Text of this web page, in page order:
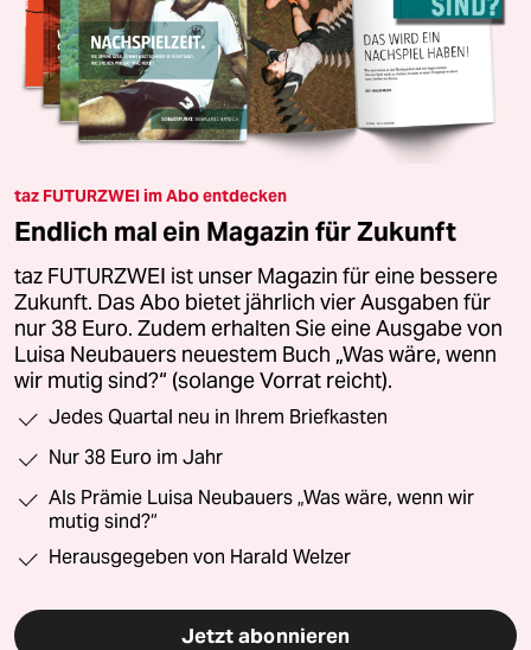
taz FUTURZWEI im Abo entdecken
Endlich mal ein Magazin für Zukunft
taz FUTURZWEI ist unser Magazin für eine bessere
Zukunft. Das Abo bietet jährlich vier Ausgaben für
nur 38 Euro. Zudem erhalten Sie eine Ausgabe von
Luisa Neubauers neuestem Buch „Was wäre, wenn
wir mutig sind?“ (solange Vorrat reicht).
Jedes Quartal neu in Ihrem Briefkasten
Nur 38 Euro im Jahr
Als Prämie Luisa Neubauers „Was wäre, wenn wir
mutig sind?“
Herausgegeben von Harald Welzer
Jetzt abonnieren